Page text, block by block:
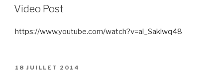
LE
Video Post
https://www.youtube.com/watch?v=al_Saklwq48
PUBLIÉ
18 JUILLET 2014